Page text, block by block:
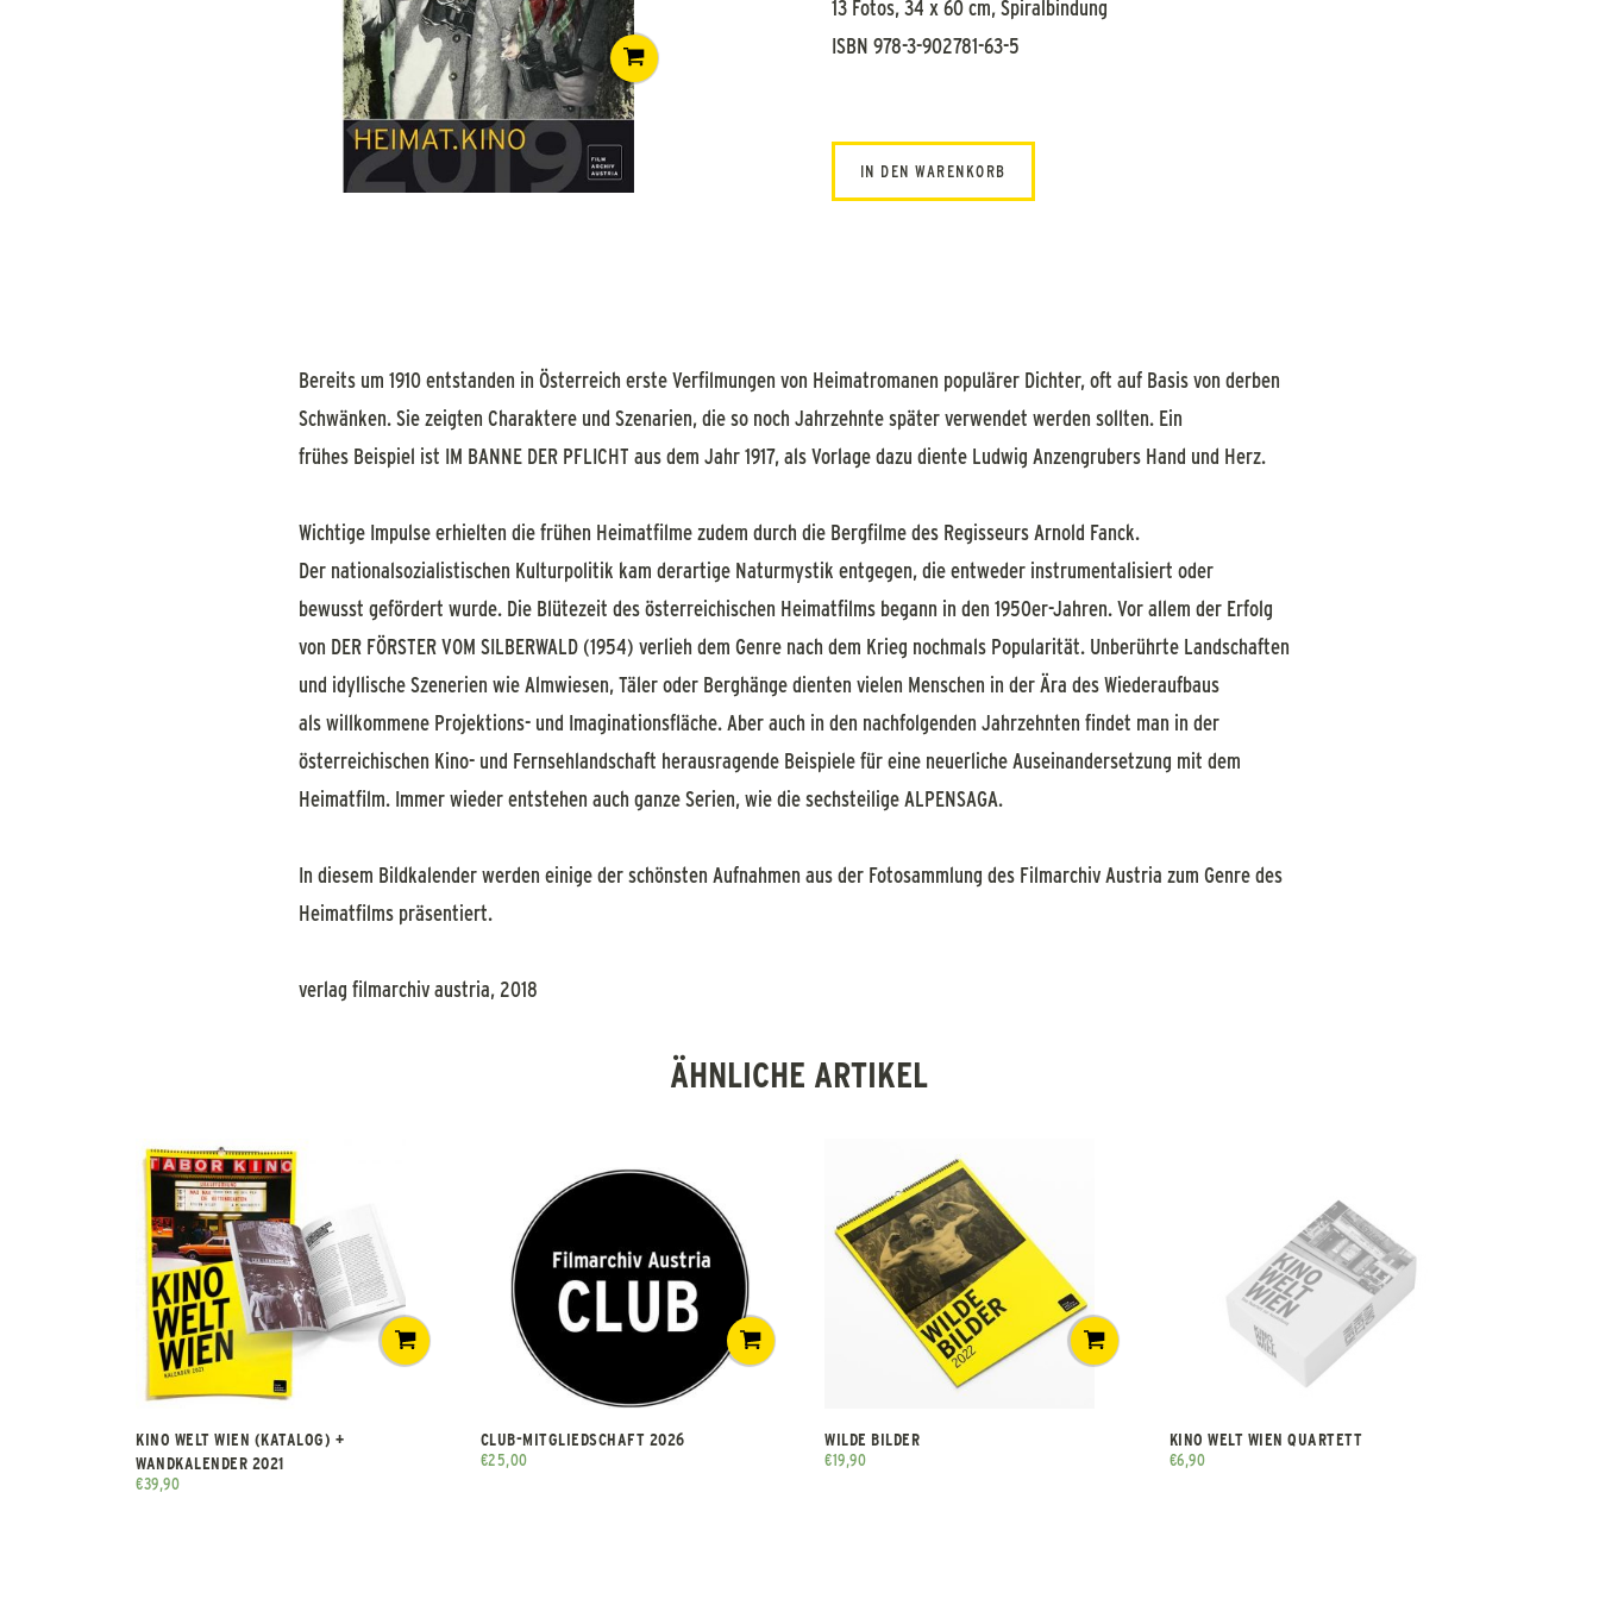
13 Fotos, 34 x 60 cm, Spiralbindung
ISBN 978-3-902781-63-5
IN DEN WARENKORB
Bereits um 1910 entstanden in Österreich erste Verfilmungen von Heimatromanen populärer Dichter, oft auf Basis von derben
Schwänken. Sie zeigten Charaktere und Szenarien, die so noch Jahrzehnte später verwendet werden sollten. Ein
frühes Beispiel ist IM BANNE DER PFLICHT aus dem Jahr 1917, als Vorlage dazu diente Ludwig Anzengrubers Hand und Herz.
Wichtige Impulse erhielten die frühen Heimatfilme zudem durch die Bergfilme des Regisseurs Arnold Fanck.
Der nationalsozialistischen Kulturpolitik kam derartige Naturmystik entgegen, die entweder instrumentalisiert oder
bewusst gefördert wurde. Die Blütezeit des österreichischen Heimatfilms begann in den 1950er-Jahren. Vor allem der Erfolg
von DER FÖRSTER VOM SILBERWALD (1954) verlieh dem Genre nach dem Krieg nochmals Popularität. Unberührte Landschaften
und idyllische Szenerien wie Almwiesen, Täler oder Berghänge dienten vielen Menschen in der Ära des Wiederaufbaus
als willkommene Projektions- und Imaginationsfläche. Aber auch in den nachfolgenden Jahrzehnten findet man in der
österreichischen Kino- und Fernsehlandschaft herausragende Beispiele für eine neuerliche Auseinandersetzung mit dem
Heimatfilm. Immer wieder entstehen auch ganze Serien, wie die sechsteilige ALPENSAGA.
In diesem Bildkalender werden einige der schönsten Aufnahmen aus der Fotosammlung des Filmarchiv Austria zum Genre des
Heimatfilms präsentiert.
verlag filmarchiv austria, 2018
ÄHNLICHE ARTIKEL
KINO WELT WIEN (KATALOG) +
WANDKALENDER 2021
€39,90
CLUB-MITGLIEDSCHAFT 2026
€25,00
WILDE BILDER
€19,90
KINO WELT WIEN QUARTETT
€6,90